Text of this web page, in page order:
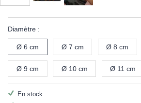
Diamètre :
Ø 6 cm Ø 7 cm Ø 8 cm
Ø 9 cm Ø 10 cm Ø 11 cm
En stock